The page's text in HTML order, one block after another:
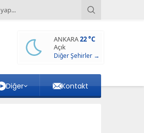
ANKARA22 °C
Açık
Diğer Şehirler →
Diğer Kontakt